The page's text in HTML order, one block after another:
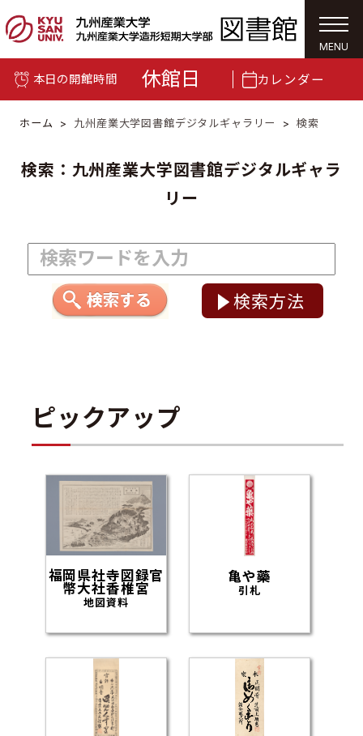
本日の開館時間 休館日 カレンダー
ホーム 九州産業大学図書館デジタルギャラリー 検索
検索：九州産業大学図書館デジタルギャラ
リー
検索方法
ピックアップ
福岡県社寺図録官
幣大社香椎宮
地図資料
亀や藥
引札
MENU